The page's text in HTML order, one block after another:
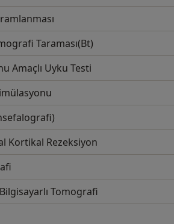
Taraması(Bt)
Amaçlı Uyku Testi
Kortikal Rezeksiyon
Tomografi